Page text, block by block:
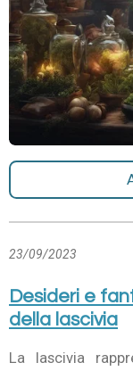
23/09/2023
Desideri e
della lascivia
La lascivia